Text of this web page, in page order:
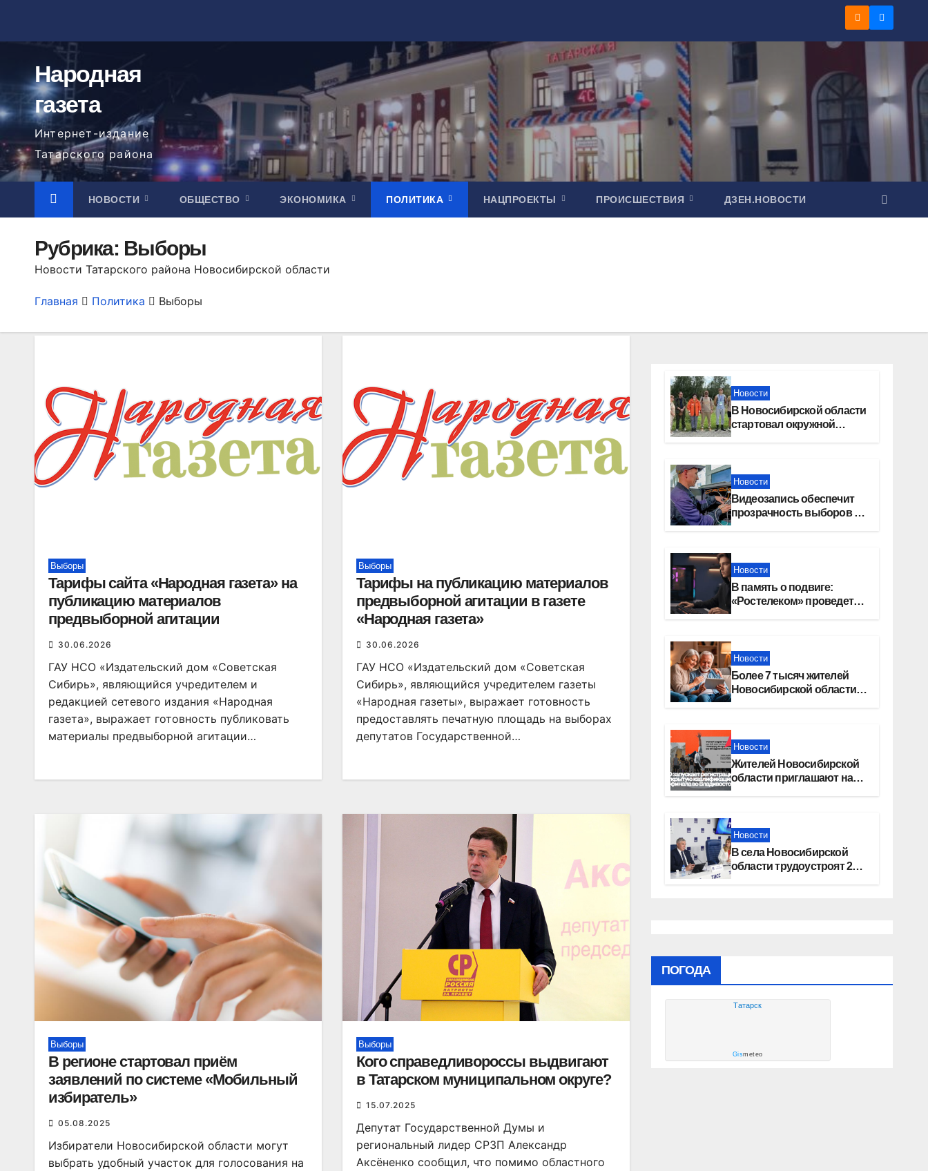
содержимому
Народная
газета
Интернет-издание
Татарского района
НОВОСТИ ОБЩЕСТВО ЭКОНОМИКА ПОЛИТИКА НАЦПРОЕКТЫ ПРОИСШЕСТВИЯ ДЗЕН.НОВОСТИ
Рубрика: Выборы
Новости Татарского района Новосибирской области
Главная Политика Выборы
Выборы
Тарифы сайта «Народная газета» на
публикацию материалов
предвыборной агитации
30.06.2026
ГАУ НСО «Издательский дом «Советская
Сибирь», являющийся учредителем и
редакцией сетевого издания «Народная
газета», выражает готовность публиковать
материалы предвыборной агитации…
Выборы
Тарифы на публикацию материалов
предвыборной агитации в газете
«Народная газета»
30.06.2026
ГАУ НСО «Издательский дом «Советская
Сибирь», являющийся учредителем газеты
«Народная газеты», выражает готовность
предоставлять печатную площадь на выборах
депутатов Государственной…
Выборы
В регионе стартовал приём
заявлений по системе «Мобильный
избиратель»
05.08.2025
Избиратели Новосибирской области могут
выбрать удобный участок для голосования на
Выборы
Кого справедливороссы выдвигают
в Татарском муниципальном округе?
15.07.2025
Депутат Государственной Думы и
региональный лидер СРЗП Александр
Аксёненко сообщил, что помимо областного
Новости
В Новосибирской области
стартовал окружной
туристский слет молодежи
Новости
Видеозапись обеспечит
прозрачность выборов в
Госдуму в Новосибирской
Новости
В память о подвиге:
«Ростелеком» проведет
кибертурнир «Битва за
Новости
Более 7 тысяч жителей
Новосибирской области
получили увеличение
Новости
Жителей Новосибирской
области приглашают на
открытую квалификацию
Новости
В села Новосибирской
области трудоустроят 20
работников культуры
ПОГОДА
Татарск
Gismeteo